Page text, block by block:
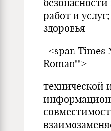
работ и
здоровья
-<span Times
Roman"">
технической